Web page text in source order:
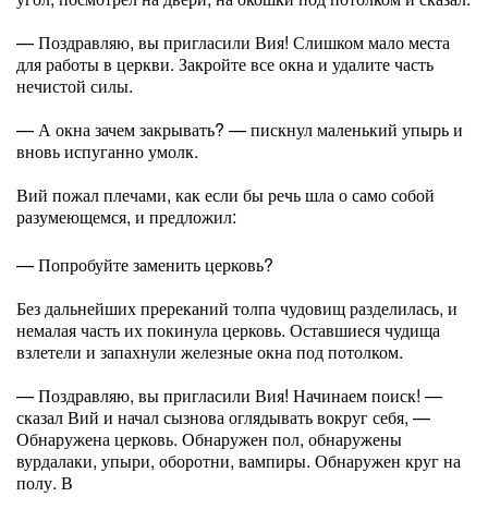
— Поздравляю, вы пригласили Вия! Слишком мало места
для работы в церкви. Закройте все окна и удалите часть
нечистой силы.
— А окна зачем закрывать? — пискнул маленький упырь и
вновь испуганно умолк.
Вий пожал плечами, как если бы речь шла о само собой
разумеющемся, и предложил:
— Попробуйте заменить церковь?
Без дальнейших пререканий толпа чудовищ разделилась, и
немалая часть их покинула церковь. Оставшиеся чудища
взлетели и запахнули железные окна под потолком.
— Поздравляю, вы пригласили Вия! Начинаем поиск! —
сказал Вий и начал сызнова оглядывать вокруг себя, —
Обнаружена церковь. Обнаружен пол, обнаружены
вурдалаки, упыри, оборотни, вампиры. Обнаружен круг на
полу. В